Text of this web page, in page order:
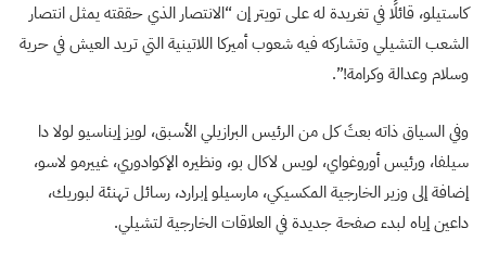
كاستيلو، قائلًا في تغريدة له على تويتر إن “الانتصار الذي حققته يمثل انتصار
الشعب التشيلي وتشاركه فيه شعوب أميركا اللاتينية التي تريد العيش في حرية
وسلام وعدالة وكرامة!”.
وفي السياق ذاته بعثَ كل من الرئيس البرازيلي الأسبق، لويز إيناسيو لولا دا
سيلفا، ورئيس أوروغواي، لويس لاكال بو، ونظيره الإكوادوري، غييرمو لاسو،
إضافة إلى وزير الخارجية المكسيكي، مارسيلو إبرارد، رسائل تهنئة لبوريك،
داعين إياه لبدء صفحة جديدة في العلاقات الخارجية لتشيلي.